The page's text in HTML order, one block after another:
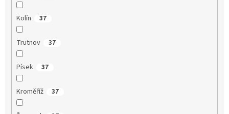
Kolín 37
Trutnov 37
Písek 37
Kroměříž 37